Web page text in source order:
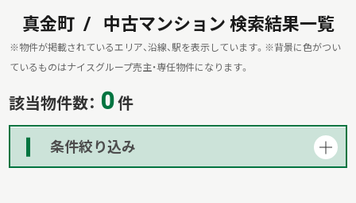
売りたい
建てたい
真金町 中古マンション 検索結果一覧
※物件が掲載されているエリア、沿線、駅を表示しています。 ※背景に色がつい
ているものはナイスグループ売主・専任物件になります。
該当物件数： 0 件
条件絞り込み